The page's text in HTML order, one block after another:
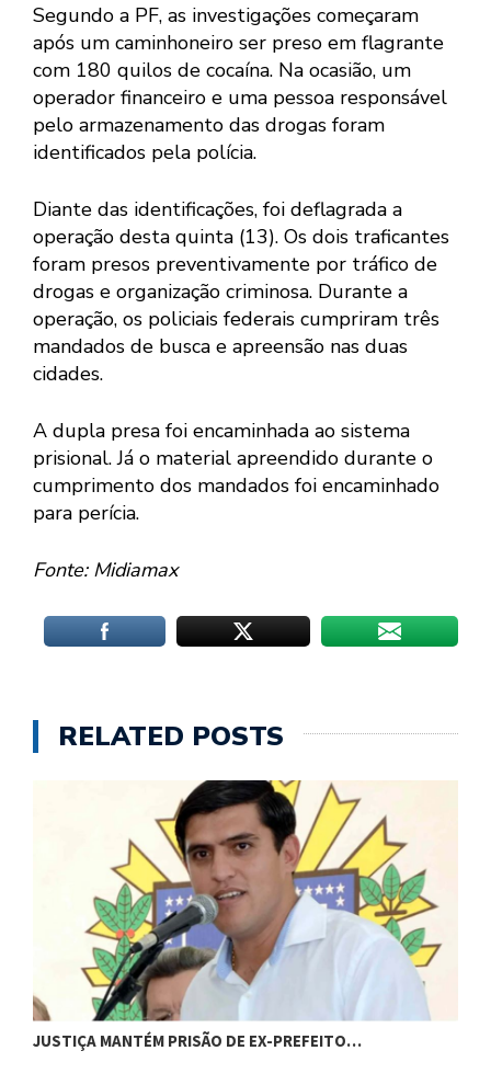
Segundo a PF, as investigações começaram
após um caminhoneiro ser preso em flagrante
com 180 quilos de cocaína. Na ocasião, um
operador financeiro e uma pessoa responsável
pelo armazenamento das drogas foram
identificados pela polícia.
Diante das identificações, foi deflagrada a
operação desta quinta (13). Os dois traficantes
foram presos preventivamente por tráfico de
drogas e organização criminosa. Durante a
operação, os policiais federais cumpriram três
mandados de busca e apreensão nas duas
cidades.
A dupla presa foi encaminhada ao sistema
prisional. Já o material apreendido durante o
cumprimento dos mandados foi encaminhado
para perícia.
Fonte: Midiamax
RELATED POSTS
JUSTIÇA MANTÉM PRISÃO DE EX-PREFEITO…